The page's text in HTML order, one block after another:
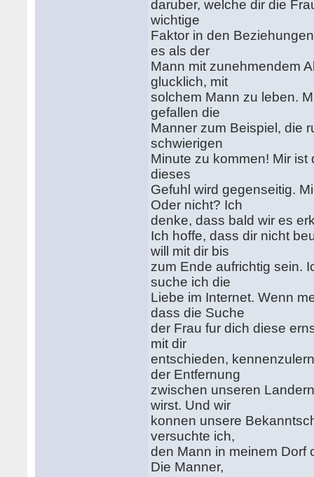
daruber, welche dir die
wichtige
Faktor in den
es als der
Mann mit zunehmendem
glucklich, mit
solchem Mann zu leben.
gefallen die
Manner zum Beispiel, die
schwierigen
Minute zu kommen! Mir
dieses
Gefuhl wird gegenseitig.
Oder nicht? Ich
denke, dass bald wir es
Ich hoffe, dass dir nicht
will mit dir bis
zum Ende aufrichtig sein.
suche ich die
Liebe im Internet. Wenn
dass die Suche
der Frau fur dich diese
mit dir
entschieden,
der Entfernung
zwischen unseren
wirst. Und wir
konnen unsere
versuchte ich,
den Mann in meinem Dorf
Die Manner,